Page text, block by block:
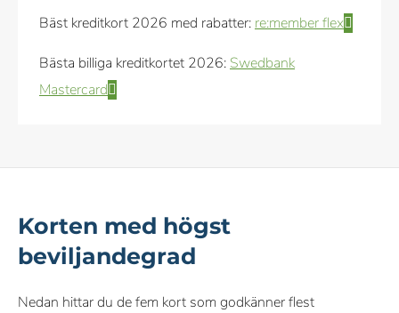
Objektiva & omfattande betygskriterier
Vårt innehåll om kreditkort, inklusive betyg och
rekommendationer, kontrolleras av ett team av skribenter och
eller klickar via våra länkar. Detta gör det möjligt för oss att
erbjuda tjänsten kostnadsfritt, men påverkar inte våra
Bäst kreditkort 2026 med rabatter: re:member flex
Bästa billiga kreditkortet 2026: Swedbank
Mastercard
Korten med högst
beviljandegrad
Nedan hittar du de fem kort som godkänner flest